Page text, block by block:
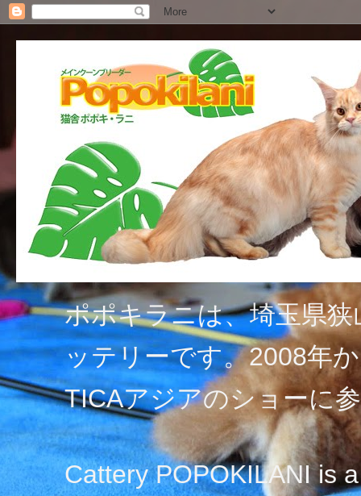
ポポキラニは、埼玉県
ッテリーです。2008年
TICAアジアのショーに
Cattery POPOKILANI is